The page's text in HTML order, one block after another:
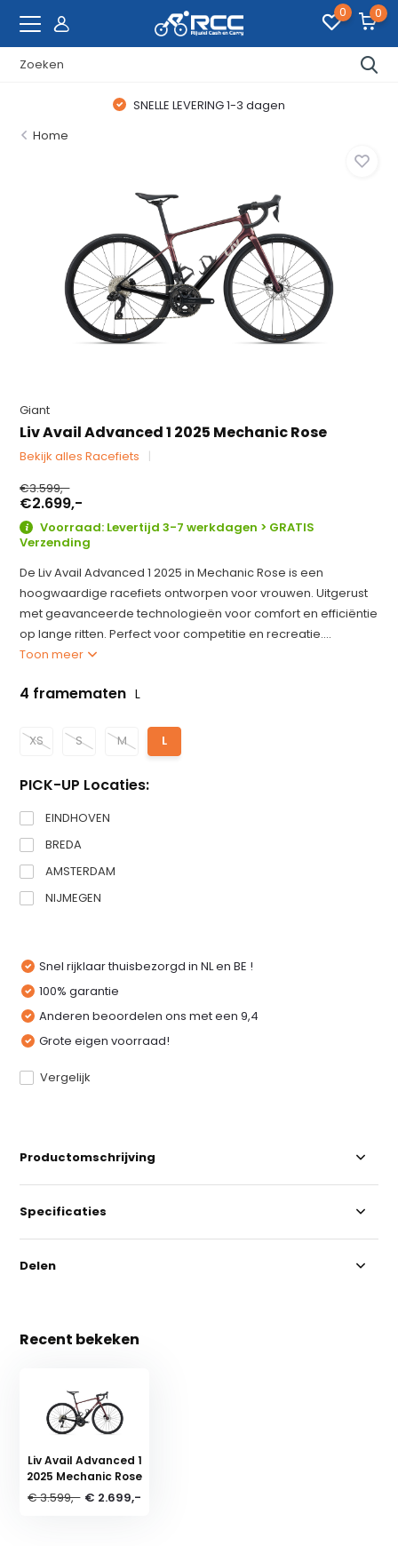
0 0
SNELLE LEVERING 1-3 dagen
Home
Giant
Liv Avail Advanced 1 2025 Mechanic Rose
Bekijk alles Racefiets
€3.599,-
€2.699,-
Voorraad: Levertijd 3-7 werkdagen > GRATIS
Verzending
De Liv Avail Advanced 1 2025 in Mechanic Rose is een
hoogwaardige racefiets ontworpen voor vrouwen. Uitgerust
met geavanceerde technologieën voor comfort en efficiëntie
op lange ritten. Perfect voor competitie en recreatie....
Toon meer
4 framematen L
XS S M L
PICK-UP Locaties:
EINDHOVEN
BREDA
AMSTERDAM
NIJMEGEN
Snel rijklaar thuisbezorgd in NL en BE !
100% garantie
Anderen beoordelen ons met een 9,4
Grote eigen voorraad!
Vergelijk
Productomschrijving
Specificaties
Delen
Recent bekeken
Liv Avail Advanced 1
2025 Mechanic Rose
€ 3.599,- € 2.699,-